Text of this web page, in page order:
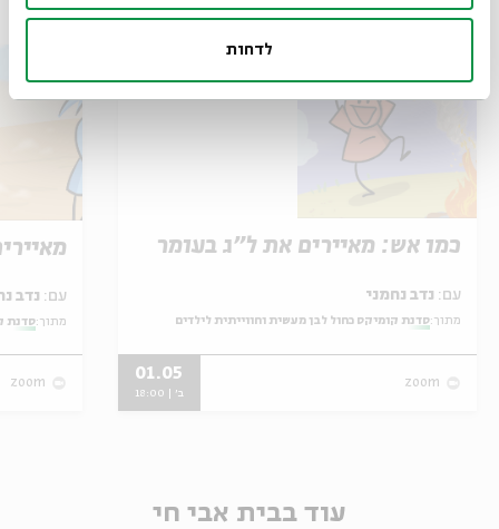
לדחות
כמו אש: מאיירים את ל"ג בעומר
עם:
מתוך:סדנת קומיקס כחול לבן מעשית וחווייתית לילדים
zoom
01.05
ב' | 18:00
עם:
מתוך:סדנת
zoom
עוד בבית אבי חי